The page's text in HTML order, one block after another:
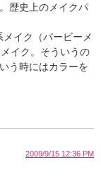
歴史上のメイクパ
イク（バービーメ
イク。そういうの
う時にはカラーを
2009/9/15 12:36 PM